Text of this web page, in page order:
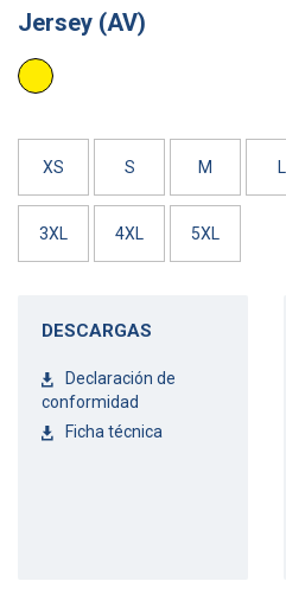
Jersey (AV)
AMARILLO
XS S M L
3XL 4XL 5XL
DESCARGAS
Declaración de
conformidad
Ficha técnica